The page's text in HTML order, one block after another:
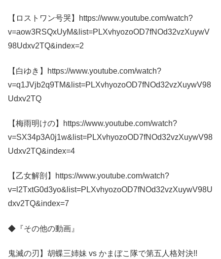
【ロストワン号哭】https://www.youtube.com/watch?
v=aow3RSQxUyM&list=PLXvhyozoOD7fNOd32vzXuywV
98Udxv2TQ&index=2
【白ゆき】https://www.youtube.com/watch?
v=q1JVjb2q9TM&list=PLXvhyozoOD7fNOd32vzXuywV98
Udxv2TQ
【梅雨明けの】https://www.youtube.com/watch?
v=SX34p3A0j1w&list=PLXvhyozoOD7fNOd32vzXuywV98
Udxv2TQ&index=4
【乙女解剖】https://www.youtube.com/watch?
v=l2TxtG0d3yo&list=PLXvhyozoOD7fNOd32vzXuywV98U
dxv2TQ&index=7
◆『その他の動画』
鬼滅の刃】胡蝶三姉妹 vs かまぼこ隊で第五人格対決!!